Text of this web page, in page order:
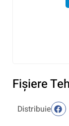
Fişiere
Distribuie